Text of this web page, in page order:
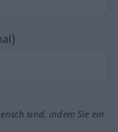
sind, indem Sie ein